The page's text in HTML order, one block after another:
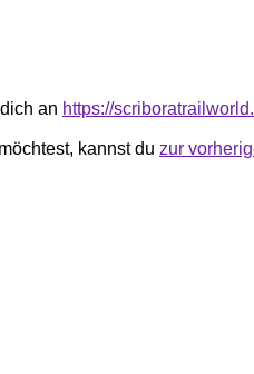
an https://
kannst du zur